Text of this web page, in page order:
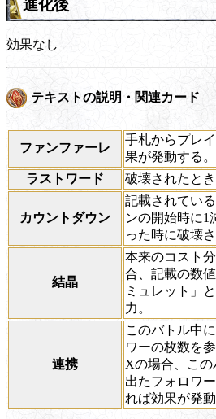
進化後
効果なし
テキストの説明・関連カード
ファンファーレ
手札からプレ
果が発動する。
ラストワード
破壊されたと
カウントダウン
記載されてい
ンの開始時に1
った時に破壊さ
結晶
本来のコスト
合、記載の数
ミュレット」
力。
連携
このバトル中
ワーの枚数を
Xの場合、こ
出たフォロワ
れば効果が発動